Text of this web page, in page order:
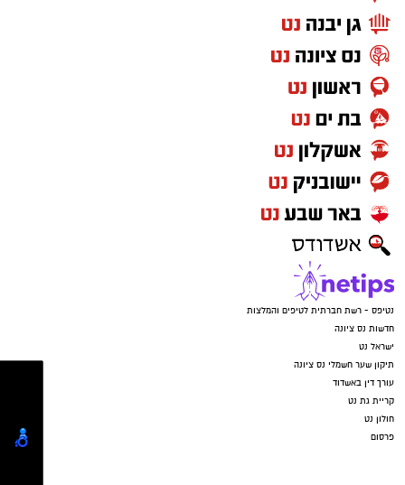
נטיפס - רשת חברתית לטיפים והמלצות
חדשות נס ציונה
ישראל נט
תיקון שער חשמלי נס ציונה
עורך דין באשדוד
קריית גת נט
חולון נט
פרסום